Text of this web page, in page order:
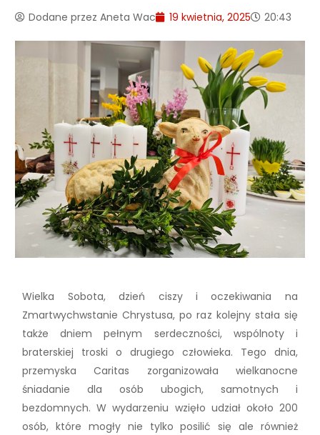
Dodane przez Aneta Wac 19 kwietnia, 2025 20:43
Wielka Sobota, dzień ciszy i oczekiwania na
Zmartwychwstanie Chrystusa, po raz kolejny stała się
także dniem pełnym serdeczności, wspólnoty i
braterskiej troski o drugiego człowieka. Tego dnia,
przemyska Caritas zorganizowała wielkanocne
śniadanie dla osób ubogich, samotnych i
bezdomnych. W wydarzeniu wzięło udział około 200
osób, które mogły nie tylko posilić się ale również